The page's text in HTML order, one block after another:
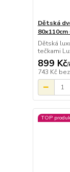
Dětská
Dětská
tečkami
899 Kč/
743 Kč
TOP